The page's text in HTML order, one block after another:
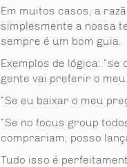
Em muitos casos, a
simplesmente a nossa
sempre é um bom guia.
Exemplos de lógica:
gente vai preferir o
“Se eu baixar o meu
“Se no focus group
comprariam, posso
Tudo isso é